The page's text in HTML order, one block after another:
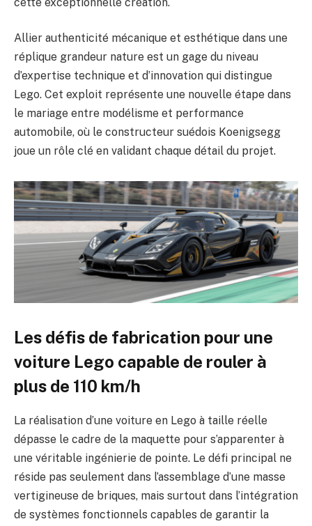
Allier authenticité mécanique et esthétique dans une
réplique grandeur nature est un gage du niveau
d’expertise technique et d’innovation qui distingue
Lego. Cet exploit représente une nouvelle étape dans
le mariage entre modélisme et performance
automobile, où le constructeur suédois Koenigsegg
joue un rôle clé en validant chaque détail du projet.
Les défis de fabrication pour une
voiture Lego capable de rouler à
plus de 110 km/h
La réalisation d’une voiture en Lego à taille réelle
dépasse le cadre de la maquette pour s’apparenter à
une véritable ingénierie de pointe. Le défi principal ne
réside pas seulement dans l’assemblage d’une masse
vertigineuse de briques, mais surtout dans l’intégration
de systèmes fonctionnels capables de garantir la